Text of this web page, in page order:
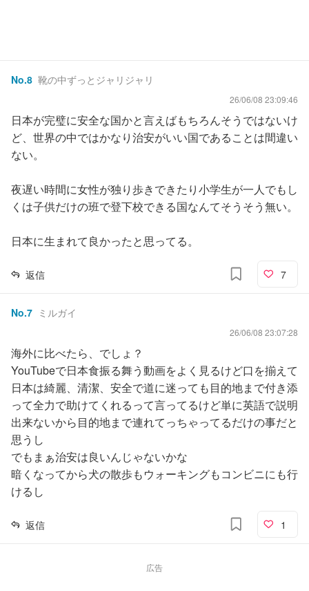
No.8 靴の中ずっとジャリジャリ
26/06/08 23:09:46
日本が完璧に安全な国かと言えばもちろんそうではないけ
ど、世界の中ではかなり治安がいい国であることは間違い
ない。
夜遅い時間に女性が独り歩きできたり小学生が一人でもし
くは子供だけの班で登下校できる国なんてそうそう無い。
日本に生まれて良かったと思ってる。
返信 7
No.7 ミルガイ
26/06/08 23:07:28
海外に比べたら、でしょ？
YouTubeで日本食振る舞う動画をよく見るけど口を揃えて
日本は綺麗、清潔、安全で道に迷っても目的地まで付き添
って全力で助けてくれるって言ってるけど単に英語で説明
出来ないから目的地まで連れてっちゃってるだけの事だと
思うし
でもまぁ治安は良いんじゃないかな
暗くなってから犬の散歩もウォーキングもコンビニにも行
けるし
返信 1
広告